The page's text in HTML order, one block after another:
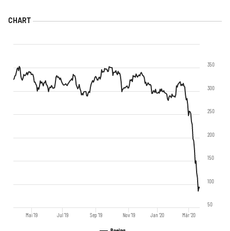
Mai '19 Jul '19 Sep '19 Nov '19 Jan '20 Mär '20
50
100
150
200
250
300
350